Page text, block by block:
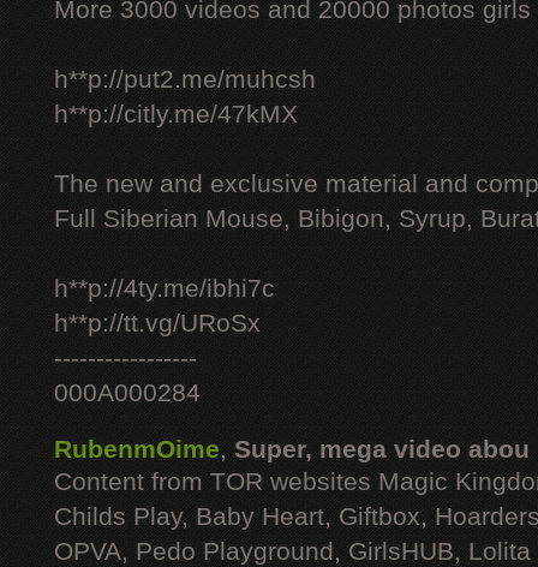
More 3000 videos and 20000 photos
h**p://put2.me/muhcsh
h**p://citly.me/47kMX
The new and exclusive material and
Full Siberian Mouse, Bibigon, Syrup,
h**p://4ty.me/ibhi7c
h**p://tt.vg/URoSx
-----------------
000A000284
RubenmOime, Super, mega video abou
Content from TOR websites Magic
Childs Play, Baby Heart, Giftbox,
OPVA, Pedo Playground, GirlsHUB, Lolita